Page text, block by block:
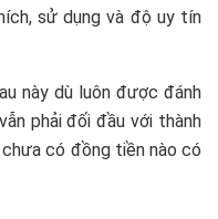
sử dụng và độ uy tín
này dù luôn được đánh
phải đối đầu với thành
có đồng tiền nào có